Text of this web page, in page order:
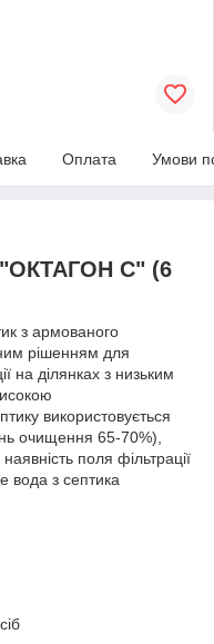
Оплата Умови
"ОКТАГОН С" (6
з армованого
рішенням для
на ділянках з низьким
використовується
очищення 65-70%),
поля фільтрації
вода з септика